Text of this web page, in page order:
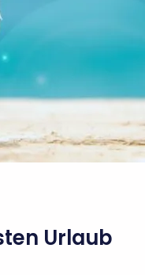
Urlaub